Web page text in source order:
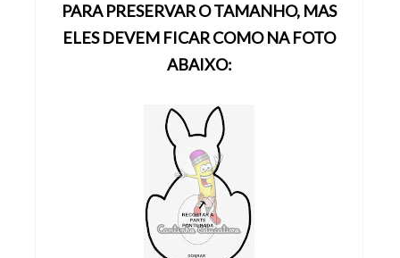
PARA PRESERVAR O TAMANHO, MAS
ELES DEVEM FICAR COMO NA FOTO
ABAIXO: